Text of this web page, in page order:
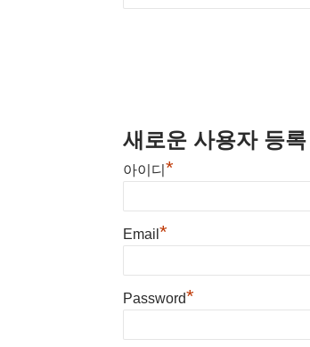
새로운 사용자 등록
아이디 *
Email *
Password*